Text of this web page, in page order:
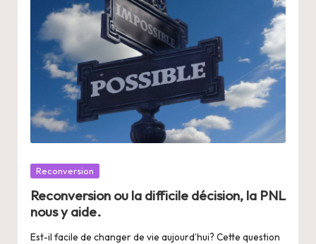
Posté
Reconversion
Reconversion ou la difficile décision, la PNL
nous y aide.
Est-il facile de changer de vie aujourd’hui? Cette question